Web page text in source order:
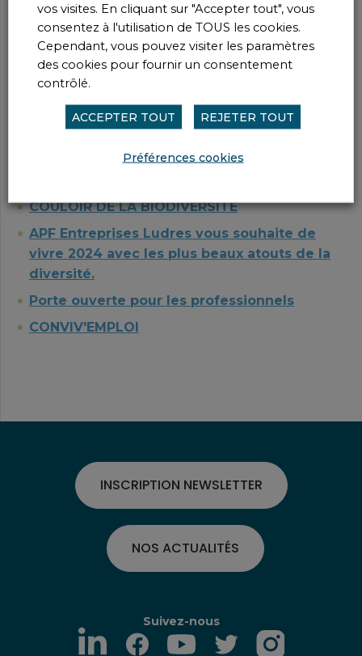
ACTUALITÉS &
ÉVÉNEMENT
PORTES OUVERTES 5 JUIN 2025
AGRÉMENT LO21062 POUR L'APPLICATION
DANS LE CADRE DES PRESTATIONS DES
COULOIR DE LA BIODIVERSITE
APF Entreprises Ludres vous souhaite de
vivre 2024 avec les plus beaux atouts de la
diversité.
Porte ouverte pour les professionnels
CONVIV'EMPLOI
INSCRIPTION NEWSLETTER
NOS ACTUALITÉS
Suivez-nous
vos visites. En cliquant sur "Accepter tout", vous
consentez à l'utilisation de TOUS les cookies.
Cependant, vous pouvez visiter les paramètres
des cookies pour fournir un consentement
contrôlé.
ACCEPTER TOUT REJETER TOUT
Préférences cookies